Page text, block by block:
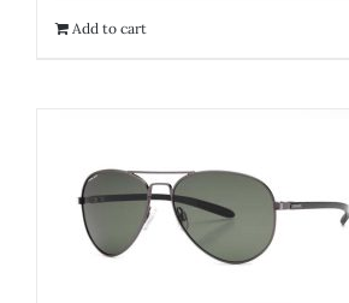
Add to cart